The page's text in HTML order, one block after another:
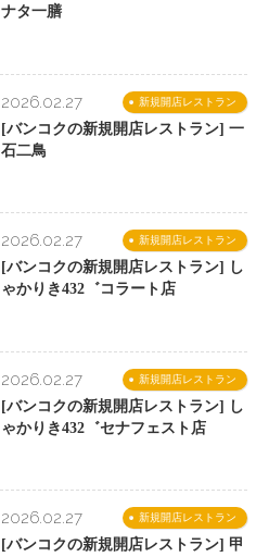
ナタ一膳
新規開店レストラン
2026.02.27
[バンコクの新規開店レストラン] 一
石二鳥
新規開店レストラン
2026.02.27
[バンコクの新規開店レストラン] し
ゃかりき432゛コラート店
新規開店レストラン
2026.02.27
[バンコクの新規開店レストラン] し
ゃかりき432゛セナフェスト店
新規開店レストラン
2026.02.27
[バンコクの新規開店レストラン] 甲